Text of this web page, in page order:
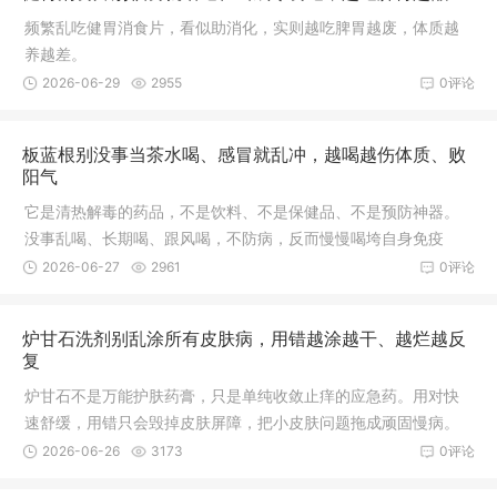
频繁乱吃健胃消食片，看似助消化，实则越吃脾胃越废，体质越
养越差。
0评论
2026-06-29 2955
板蓝根别没事当茶水喝、感冒就乱冲，越喝越伤体质、败
阳气
它是清热解毒的药品，不是饮料、不是保健品、不是预防神器。
没事乱喝、长期喝、跟风喝，不防病，反而慢慢喝垮自身免疫
力。
0评论
2026-06-27 2961
炉甘石洗剂别乱涂所有皮肤病，用错越涂越干、越烂越反
复
炉甘石不是万能护肤药膏，只是单纯收敛止痒的应急药。用对快
速舒缓，用错只会毁掉皮肤屏障，把小皮肤问题拖成顽固慢病。
0评论
2026-06-26 3173